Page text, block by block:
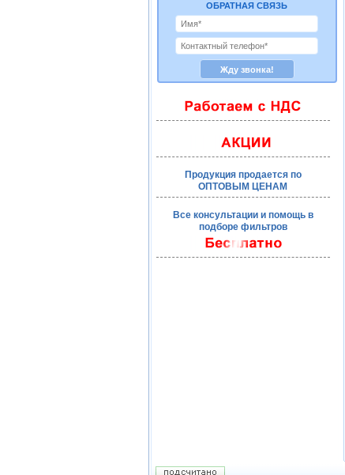
ОБРАТНАЯ СВЯЗЬ
Продукция продается по
ОПТОВЫМ ЦЕНАМ
Все консультации и помощь в
подборе фильтров